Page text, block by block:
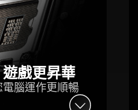
戲更昇華
腦運作更順暢